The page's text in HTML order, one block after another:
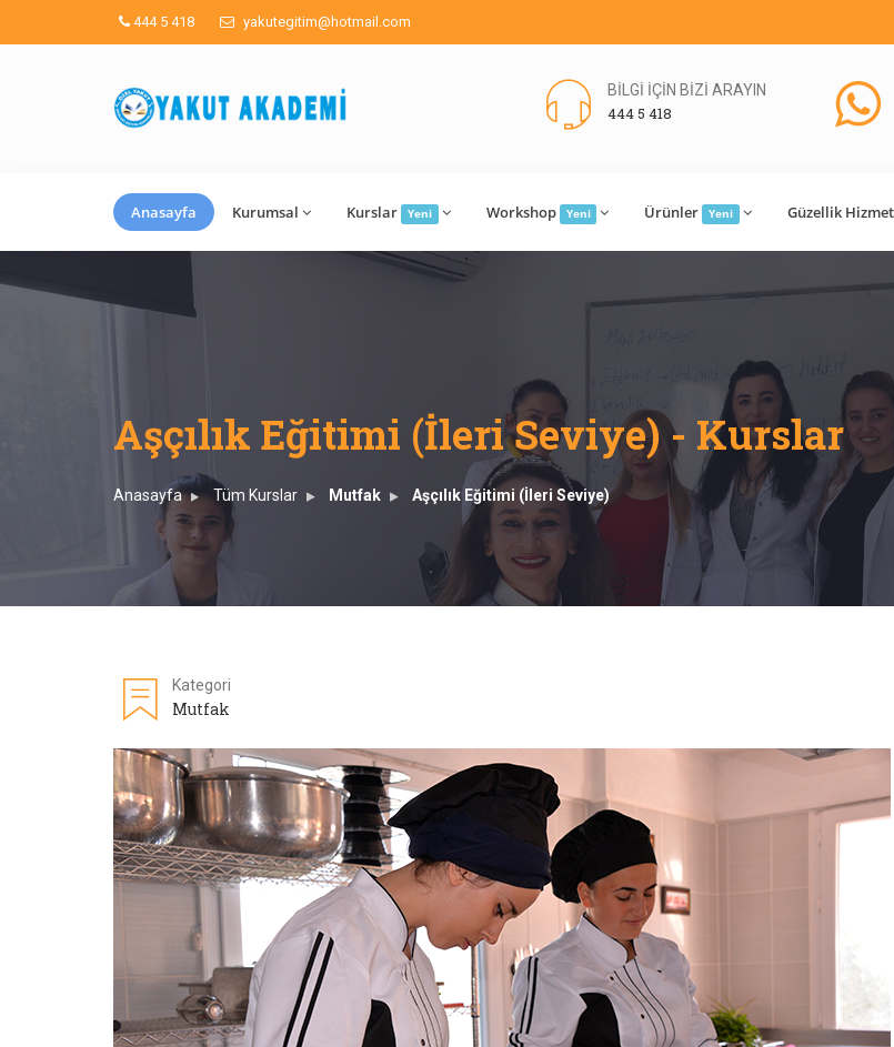
444 5 418 yakutegitim@hotmail.com
BİLGİ İÇİN BİZİ ARAYIN
444 5 418
Anasayfa Kurumsal Kurslar Yeni Workshop Yeni Ürünler Yeni Güzellik
Aşçılık Eğitimi (İleri Seviye) - Kurslar
Anasayfa Tüm Kurslar Mutfak Aşçılık Eğitimi (İleri Seviye)
Kategori
Mutfak